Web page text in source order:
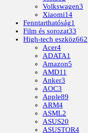
Volkswagen3
Xiaomi14
Fenntarthatóság1
Film és sorozat33
High-tech eszköz662
Acer4
ADATA1
Amazon5
AMD11
Anker3
AOC3
Apple89
ARM4
ASML2
ASUS20
ASUSTOR4